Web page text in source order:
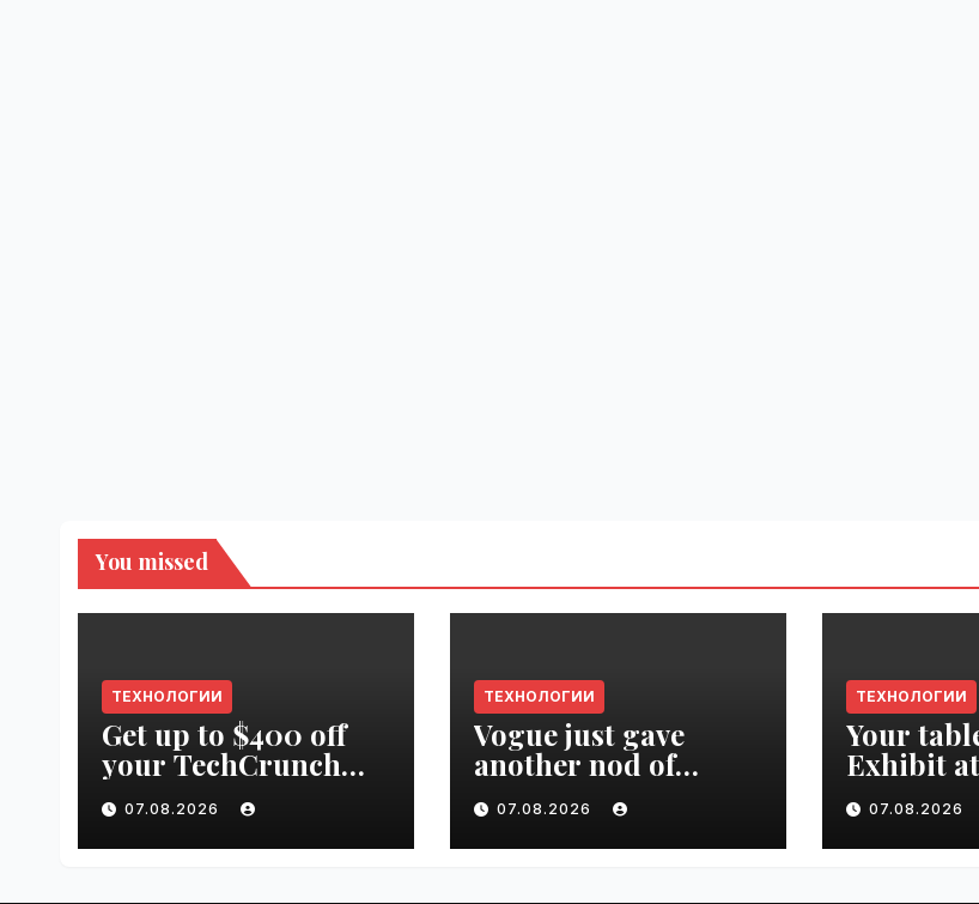
You missed
ТЕХНОЛОГИИ
Get up to $400 off
your TechCrunch
Disrupt 2026 pass
until tomorrow |
VseTime.ru
07.08.2026
ТЕХНОЛОГИИ
Vogue just gave
another nod of
approval to the tech
world | VseTime.ru
07.08.2026
ТЕХНОЛОГИИ
Your
Exhibit at
2026 to
07.08.2026